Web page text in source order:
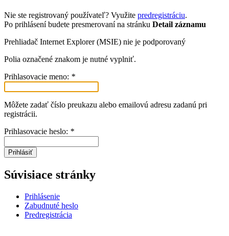
Nie ste registrovaný používateľ? Využite predregistráciu.
Po prihlásení budete presmerovaní na stránku Detail záznamu
Prehliadač Internet Explorer (MSIE) nie je podporovaný
Polia označené znakom je nutné vyplniť.
Prihlasovacie meno: *
Môžete zadať číslo preukazu alebo emailovú adresu zadanú pri
registrácii.
Prihlasovacie heslo: *
Prihlásiť
Súvisiace stránky
Prihlásenie
Zabudnuté heslo
Predregistrácia